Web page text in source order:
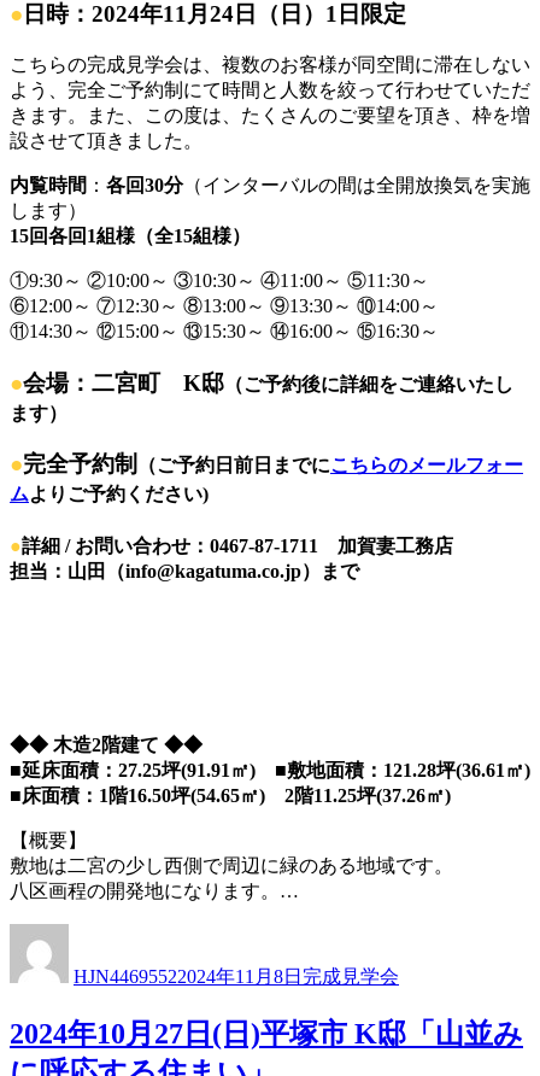
● 日時：2024年11月24日（日）1日限定
こちらの完成見学会は、複数のお客様が同空間に滞在しない
よう、完全ご予約制にて時間と人数を絞って行わせていただ
きます。また、この度は、たくさんのご要望を頂き、枠を増
設させて頂きました。
内覧時間 ： 各回30分（インターバルの間は全開放換気を実施
します）
15回各回1組様（全15組様）
①9:30～ ②10:00～ ③10:30～ ④11:00～ ⑤11:30～
⑥12:00～ ⑦12:30～ ⑧13:00～ ⑨13:30～ ⑩14:00～
⑪14:30～ ⑫15:00～ ⑬15:30～ ⑭16:00～ ⑮16:30～
●会場：二宮町 K邸 （ご予約後に詳細をご連絡いたし
ます）
●完全予約制 （ご予約日前日までにこちらのメールフォー
ムよりご予約ください)
●詳細 / お問い合わせ：0467-87-1711 加賀妻工務店
担当：山田（info@kagatuma.co.jp）まで
◆◆ 木造2階建て ◆◆
■延床面積：27.25坪(91.91㎡) ■敷地面積：121.28坪(36.61㎡)
■床面積：1階16.50坪(54.65㎡) 2階11.25坪(37.26㎡)
【概要】
敷地は二宮の少し西側で周辺に緑のある地域です。
八区画程の開発地になります。…
者
HJN4469552日:
2024年11月8日ゴ
ー
完成見学会
2024年10月27日(日)平塚市 K邸「山並み